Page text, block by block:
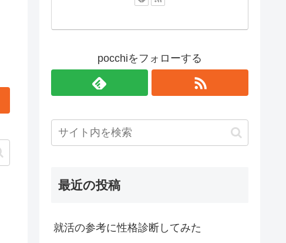
pocchiをフォローする
最近の投稿
就活の参考に性格診断してみた